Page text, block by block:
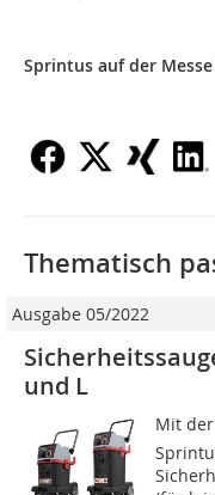
Sprintus auf der Messe
Thematisch
Ausgabe 05/2022
und L
Mit der